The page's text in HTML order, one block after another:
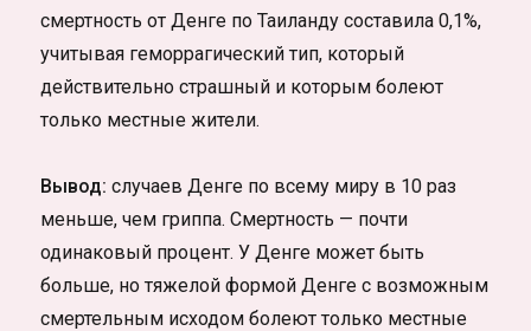
смертность от Денге по Таиланду составила 0,1%,
учитывая геморрагический тип, который
действительно страшный и которым болеют
только местные жители.
Вывод: случаев Денге по всему миру в 10 раз
меньше, чем гриппа. Смертность — почти
одинаковый процент. У Денге может быть
больше, но тяжелой формой Денге с возможным
смертельным исходом болеют только местные